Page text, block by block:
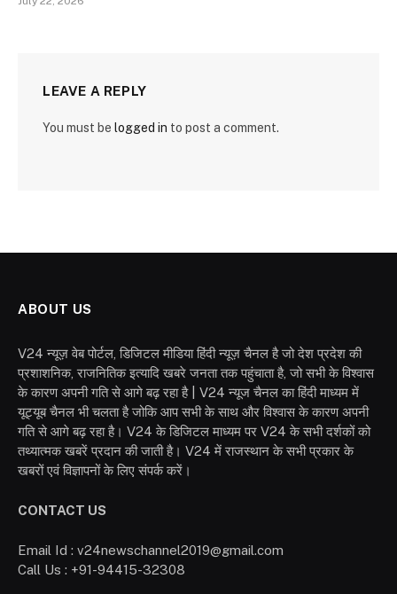
LEAVE A REPLY
You must be logged in to post a comment.
ABOUT US
V24 न्यूज़ वेब पोर्टल, डिजिटल मीडिया हिंदी न्यूज़ चैनल है जो देश प्रदेश की
प्रशाशनिक, राजनितिक इत्यादि खबरे जनता तक पहुंचाता है, जो सभी के विश्वास
के कारण अपनी गति से आगे बढ़ रहा है | V24 न्यूज चैनल का हिंदी माध्यम में
यूट्यूब चैनल भी चलता है जोकि आप सभी के साथ और विश्वास के कारण अपनी
गति से आगे बढ़ रहा है। V24 के डिजिटल माध्यम पर V24 के सभी दर्शकों को
तथ्यात्मक खबरें प्रदान की जाती है। V24 में राजस्थान के सभी प्रकार के
खबरों एवं विज्ञापनों के लिए संपर्क करें।
CONTACT US
Email Id : v24newschannel2019@gmail.com
Call Us : +91-94415-32308